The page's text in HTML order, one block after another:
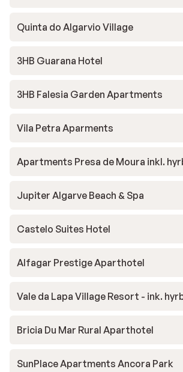
Quinta do Algarvio Village
3HB Guarana Hotel
3HB Falesia Garden Apartments
Vila Petra Aparments
Apartments Presa de Moura inkl.
Jupiter Algarve Beach & Spa
Castelo Suites Hotel
Alfagar Prestige Aparthotel
Vale da Lapa Village Resort - ink.
Bricia Du Mar Rural Aparthotel
SunPlace Apartments Ancora Park